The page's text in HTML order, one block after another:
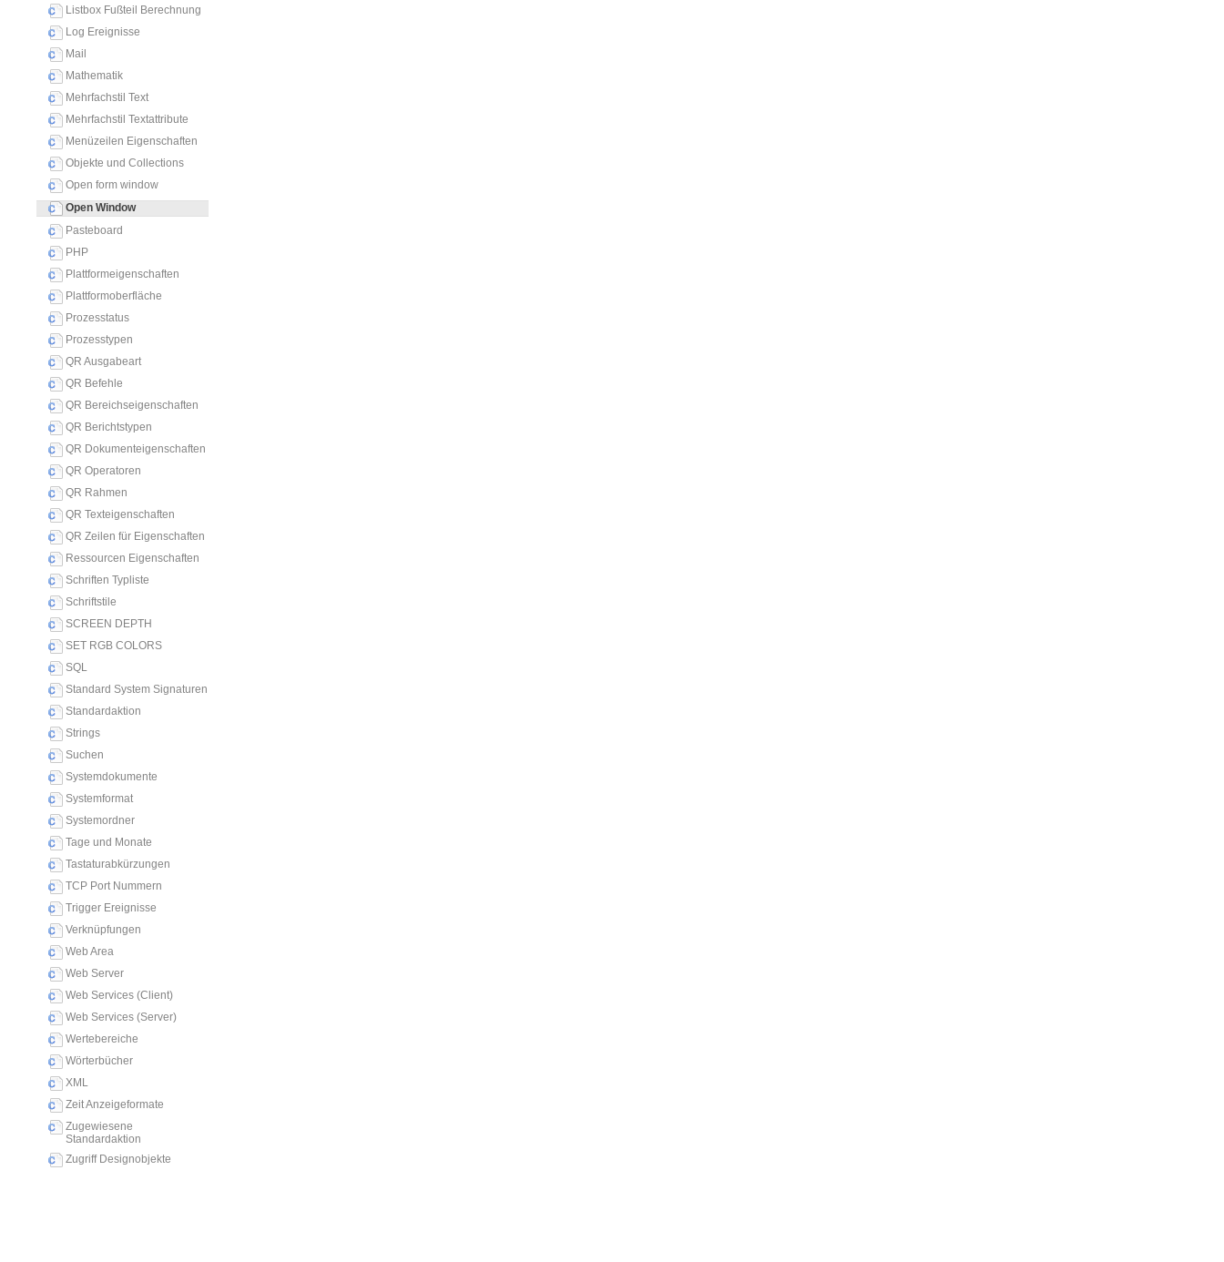
Listbox Fußteil Berechnung
Log Ereignisse
Mail
Mathematik
Mehrfachstil Text
Mehrfachstil Textattribute
Menüzeilen Eigenschaften
Objekte und Collections
Open form window
Open Window
Pasteboard
PHP
Plattformeigenschaften
Plattformoberfläche
Prozesstatus
Prozesstypen
QR Ausgabeart
QR Befehle
QR Bereichseigenschaften
QR Berichtstypen
QR Dokumenteigenschaften
QR Operatoren
QR Rahmen
QR Texteigenschaften
QR Zeilen für Eigenschaften
Ressourcen Eigenschaften
Schriften Typliste
Schriftstile
SCREEN DEPTH
SET RGB COLORS
SQL
Standard System Signaturen
Standardaktion
Strings
Suchen
Systemdokumente
Systemformat
Systemordner
Tage und Monate
Tastaturabkürzungen
TCP Port Nummern
Trigger Ereignisse
Verknüpfungen
Web Area
Web Server
Web Services (Client)
Web Services (Server)
Wertebereiche
Wörterbücher
XML
Zeit Anzeigeformate
Zugewiesene
Standardaktion
Zugriff Designobjekte